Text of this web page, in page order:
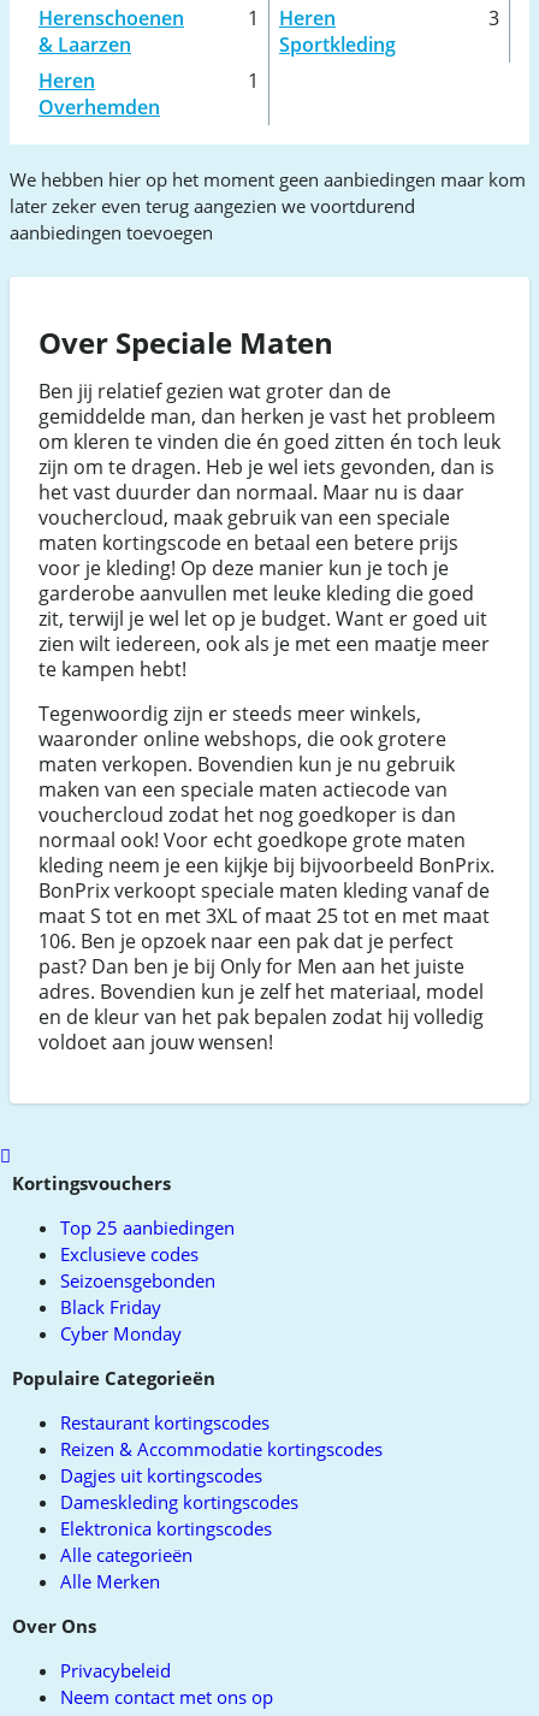
Herenschoenen
& Laarzen
1
Heren
Sportkleding
3
Heren
Overhemden
1
We hebben hier op het moment geen aanbiedingen maar kom
later zeker even terug aangezien we voortdurend
aanbiedingen toevoegen
Over Speciale Maten
Ben jij relatief gezien wat groter dan de
gemiddelde man, dan herken je vast het probleem
om kleren te vinden die én goed zitten én toch leuk
zijn om te dragen. Heb je wel iets gevonden, dan is
het vast duurder dan normaal. Maar nu is daar
vouchercloud, maak gebruik van een speciale
maten kortingscode en betaal een betere prijs
voor je kleding! Op deze manier kun je toch je
garderobe aanvullen met leuke kleding die goed
zit, terwijl je wel let op je budget. Want er goed uit
zien wilt iedereen, ook als je met een maatje meer
te kampen hebt!
Tegenwoordig zijn er steeds meer winkels,
waaronder online webshops, die ook grotere
maten verkopen. Bovendien kun je nu gebruik
maken van een speciale maten actiecode van
vouchercloud zodat het nog goedkoper is dan
normaal ook! Voor echt goedkope grote maten
kleding neem je een kijkje bij bijvoorbeeld BonPrix.
BonPrix verkoopt speciale maten kleding vanaf de
maat S tot en met 3XL of maat 25 tot en met maat
106. Ben je opzoek naar een pak dat je perfect
past? Dan ben je bij Only for Men aan het juiste
adres. Bovendien kun je zelf het materiaal, model
en de kleur van het pak bepalen zodat hij volledig
voldoet aan jouw wensen!
Scroll
toKortingsvouchers
Top 25 aanbiedingen
Exclusieve codes
Seizoensgebonden
Black Friday
Cyber Monday
Populaire Categorieën
Restaurant kortingscodes
Reizen & Accommodatie kortingscodes
Dagjes uit kortingscodes
Dameskleding kortingscodes
Elektronica kortingscodes
Alle categorieën
Alle Merken
Over Ons
Privacybeleid
Neem contact met ons op